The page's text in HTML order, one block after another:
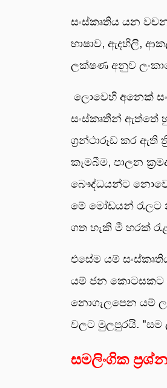
සංස්කෘතිය යන
භාෂාව, ඇදහිලි,
ලක්ෂණ අනුව
ලොවෙහි අනෙක්
සංස්කෘතීන් ඇත්තේ
ග්‍රන්ථාරූඩ කර ඇති
කෑමබීම, පාලන
බෞද්ධයන්ට
මේ මෝඩයන් රැලට
ගත හැකි මී හරක්
එසේම යම්
යම් ජන කොටසකට
නොගැලපෙන යම්
වලට මුලපුරයි. "සම
සමලිංගික